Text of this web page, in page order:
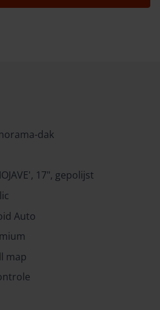
dak
17", gepolijst
Auto
map